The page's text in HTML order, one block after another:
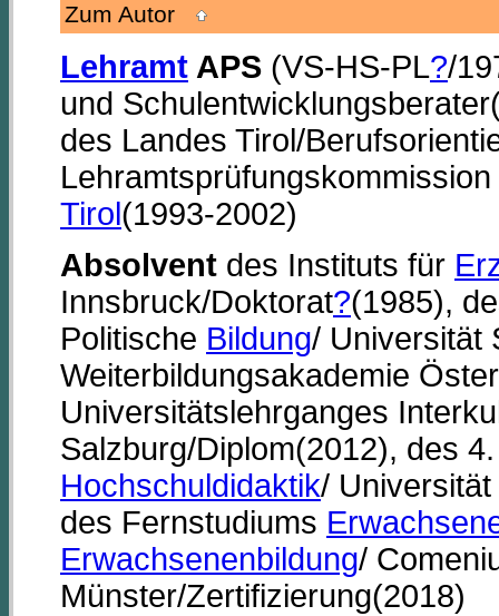
Zum Autor
Lehramt APS (VS-HS-PL?/
und
des Landes Tirol/
Tirol(1993-2002)
Absolvent des Instituts für
Innsbruck/Doktorat?(1985),
Politische Bildung/ Universität
Weiterbildungsakademie
Universitätslehrganges
Salzburg/Diplom(2012), des
Hochschuldidaktik/
des Fernstudiums
Erwachsenenbildung/
Münster/Zertifizierung(2018)